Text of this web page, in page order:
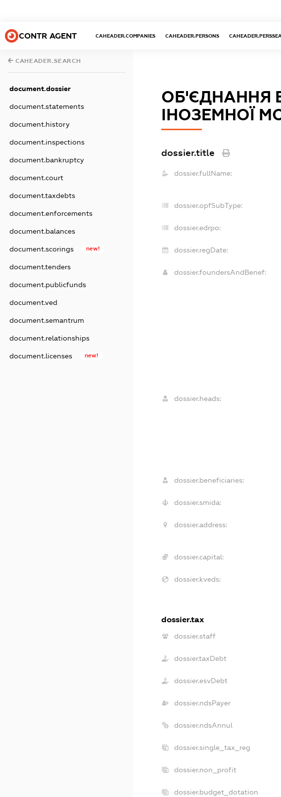
CONTR AGENT CAHEADER.COMPANIES CAHEADER.PERSONS
CAHEADER.SEARCH
document.dossier
document.statements
document.history
document.inspections
document.bankruptcy
document.court
document.taxdebts
document.enforcements
document.balances
document.scorings new!
document.tenders
document.publicfunds
document.ved
document.semantrum
document.relationships
document.licenses new!
ОБ'ЄДНАННЯ
ІНОЗЕМНОЇ
dossier.title
dossier.fullName:
dossier.opfSubType:
dossier.edrpo:
dossier.regDate:
dossier.foundersAndBenef:
dossier.heads:
dossier.beneficiaries:
dossier.smida:
dossier.address:
dossier.capital:
dossier.kveds:
dossier.tax
dossier.staff
dossier.taxDebt
dossier.esvDebt
dossier.ndsPayer
dossier.ndsAnnul
dossier.single_tax_reg
dossier.non_profit
dossier.budget_dotation